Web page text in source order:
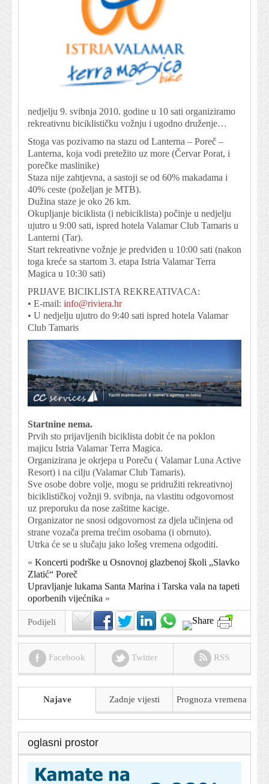
nedjelju 9. svibnja 2010. godine u 10 sati organiziramo
rekreativnu biciklističku vožnju i ugodno druženje…
Stoga vas pozivamo na stazu od Lanterna – Poreč –
Lanterna, koja vodi pretežito uz more (Červar Porat, i
porečke maslinike)
Staza nije zahtjevna, a sastoji se od 60% makadama i
40% ceste (poželjan je MTB).
Dužina staze je oko 26 km.
Okupljanje biciklista (i nebiciklista) počinje u nedjelju
ujutro u 9:00 sati, ispred hotela Valamar Club Tamaris u
Lanterni (Tar).
Start rekreativne vožnje je predviđen u 10:00 sati (nakon
toga kreće sa startom 3. etapa Istria Valamar Terra
Magica u 10:30 sati)
PRIJAVE BICIKLISTA REKREATIVACA:
• E-mail: info@riviera.hr
• U nedjelju ujutro do 9:40 sati ispred hotela Valamar
Club Tamaris
Startnine nema.
Prvih sto prijavljenih biciklista dobit će na poklon
majicu Istria Valamar Terra Magica.
Organizirana je okrjepa u Poreču ( Valamar Luna Active
Resort) i na cilju (Valamar Club Tamaris).
Sve osobe dobre volje, mogu se pridružiti rekreativnoj
biciklističkoj vožnji 9. svibnja, na vlastitu odgovornost
uz preporuku da nose zaštitne kacige.
Organizator ne snosi odgovornost za djela učinjena od
strane vozača prema trećim osobama (i obrnuto).
Utrka će se u slučaju jako lošeg vremena odgoditi.
« Koncerti podrške u Osnovnoj glazbenoj školi „Slavko
Zlatić“ Poreč
Upravljanje lukama Santa Marina i Tarska vala na tapeti
oporbenih vijećnika »
Podijeli
Facebook Twitter RSS
Najave Zadnje vijesti Prognoza vremena
oglasni prostor